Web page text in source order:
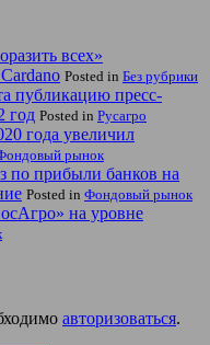
всех»
Posted in Без рубрики
публикацию пресс-
год Posted in Русагро
года увеличил
рынок
по прибыли банков на
Posted in Фондовый рынок
на уровне
авторизоваться.